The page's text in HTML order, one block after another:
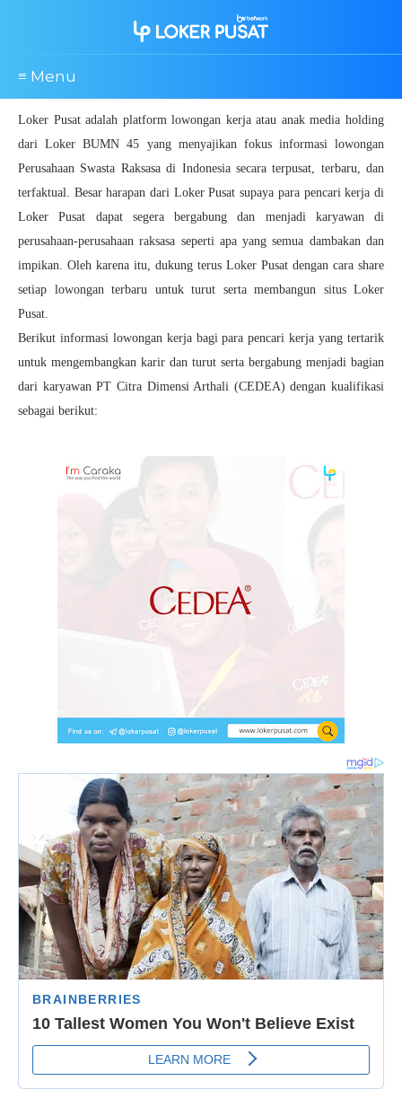
≡ Menu
Loker Pusat adalah platform lowongan kerja atau anak media holding
dari Loker BUMN 45 yang menyajikan fokus informasi lowongan
Perusahaan Swasta Raksasa di Indonesia secara terpusat, terbaru, dan
terfaktual. Besar harapan dari Loker Pusat supaya para pencari kerja di
Loker Pusat dapat segera bergabung dan menjadi karyawan di
perusahaan-perusahaan raksasa seperti apa yang semua dambakan dan
impikan. Oleh karena itu, dukung terus Loker Pusat dengan cara share
setiap lowongan terbaru untuk turut serta membangun situs Loker
Pusat.
Berikut informasi lowongan kerja bagi para pencari kerja yang tertarik
untuk mengembangkan karir dan turut serta bergabung menjadi bagian
dari karyawan PT Citra Dimensi Arthali (CEDEA) dengan kualifikasi
sebagai berikut: